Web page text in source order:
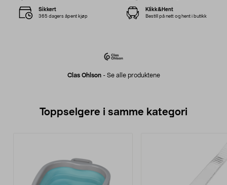
Clas Ohlson- Se alle produktene
Sikkert
365 dagers åpent kjøp
Klikk&Hent
Bestill på nett og hent i butikk
Toppselgere i samme kategori